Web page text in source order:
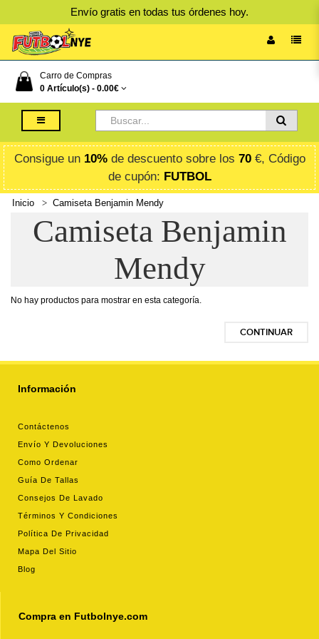
Envío gratis en todas tus órdenes hoy.
Carro de Compras
0 Artículo(s) - 0.00€
Consigue un 10%de descuento sobre los 70€, Código
de cupón: FUTBOL
Inicio Camiseta Benjamin Mendy
Camiseta Benjamin
Mendy
No hay productos para mostrar en esta categoría.
CONTINUAR
Información
Contáctenos
Envío Y Devoluciones
Como Ordenar
Guía De Tallas
Consejos De Lavado
Términos Y Condiciones
Política De Privacidad
Mapa Del Sitio
Blog
Compra en Futbolnye.com